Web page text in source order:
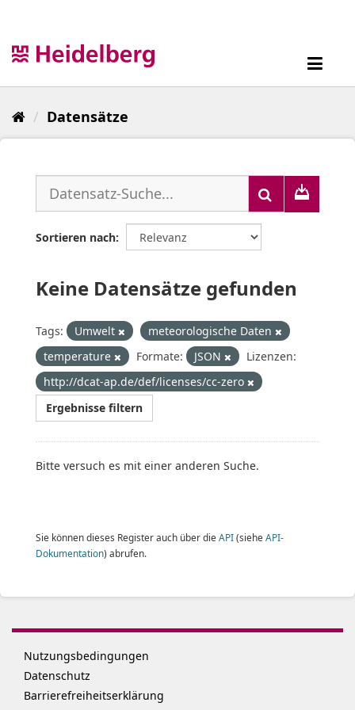
Datensätze
Sortieren nach
Keine Datensätze gefunden
Tags: Umwelt
meteorologische Daten
temperature
Formate: JSON
Lizenzen:
http://dcat-ap.de/def/licenses/cc-zero
Ergebnisse filtern
Bitte versuch es mit einer anderen Suche.
Sie können dieses Register auch über die API(siehe API-
Dokumentation) abrufen.
Nutzungsbedingungen
Datenschutz
Barrierefreiheitserklärung